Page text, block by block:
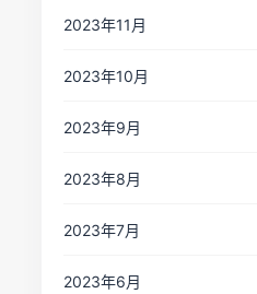
2023年11月
2023年10月
2023年9月
2023年8月
2023年7月
2023年6月